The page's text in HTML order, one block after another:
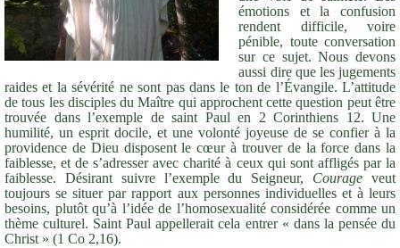
émotions et la confusion
rendent difficile, voire
pénible, toute conversation
sur ce sujet. Nous devons
aussi dire que les jugements
raides et la sévérité ne sont pas dans le ton de l’Évangile. L’attitude
de tous les disciples du Maître qui approchent cette question peut être
trouvée dans l’exemple de saint Paul en 2 Corinthiens 12. Une
humilité, un esprit docile, et une volonté joyeuse de se confier à la
providence de Dieu disposent le cœur à trouver de la force dans la
faiblesse, et de s’adresser avec charité à ceux qui sont affligés par la
faiblesse. Désirant suivre l’exemple du Seigneur, Courageveut
toujours se situer par rapport aux personnes individuelles et à leurs
besoins, plutôt qu’à l’idée de l’homosexualité considérée comme un
thème culturel. Saint Paul appellerait cela entrer « dans la pensée du
Christ » (1 Co 2,16).